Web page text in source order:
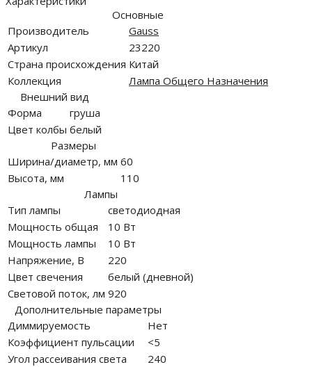
Основные
Производитель
Gauss
Артикул
23220
Страна происхождения Китай
Коллекция
Лампа Общего Назначения
Внешний вид
Форма
груша
Цвет колбы белый
Размеры
Ширина/диаметр, мм 60
Высота, мм
110
Лампы
Тип лампы
светодиодная
Мощность общая
10 Вт
Мощность лампы
10 Вт
Напряжение, В
220
Цвет свечения
белый (дневной)
Световой поток, лм 920
Дополнительные параметры
Диммируемость
Нет
Коэффициент пульсации
<5
Угол рассеивания света
240